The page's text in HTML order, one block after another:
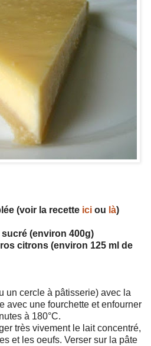
(voir la recette ici ou là)
(environ 400g)
citrons (environ 125 ml de
un cercle à pâtisserie) avec la
avec une fourchette et enfourner
à 180°C.
très vivement le lait concentré,
et les oeufs. Verser sur la pâte